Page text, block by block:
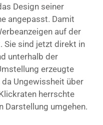
Design seiner
angepasst. Damit
auf der
Sie sind jetzt direkt in
unterhalb der
erzeugte
da Ungewissheit über
herrschte
Darstellung umgehen.